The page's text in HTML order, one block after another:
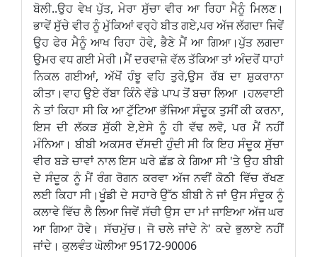
ਬੋਲੀ..ਉਹ ਵੇਖ ਪੁੱਤ, ਮੇਰਾ ਸੁੱਚਾ ਵੀਰ ਆ ਰਿਹਾ ਮੈਨੂੰ ਮਿਲਣ।
ਭਾਵੇਂ ਸੁੱਚੇ ਵੀਰ ਨੂੰ ਮੁੱਕਿਆਂ ਵਰ੍ਹੇ ਬੀਤ ਗਏ,ਪਰ ਅੱਜ ਲੱਗਦਾ ਜਿਵੇਂ
ਉਹ ਫੇਰ ਮੈਨੂੰ ਆਖ ਰਿਹਾ ਹੋਵੇ, ਭੈਣੇ ਮੈਂ ਆ ਗਿਆ।ਪੁੱਤ ਲਗਦਾ
ਉਮਰ ਵਧ ਗਈ ਮੇਰੀ।ਮੈਂ ਦਰਵਾਜ਼ੇ ਵੱਲ ਤੱਕਿਆ ਤਾਂ ਅੰਦਰੋਂ ਧਾਹਾਂ
ਨਿਕਲ ਗਈਆਂ, ਅੱਖੋਂ ਹੰਝੂ ਵਹਿ ਤੁਰੇ,ਉਸ ਰੱਬ ਦਾ ਸ਼ੁਕਰਾਨਾ
ਕੀਤਾ।ਵਾਹ ਉਏ ਰੱਬਾ ਕਿੰਨੇ ਵੱਡੇ ਪਾਪ ਤੋਂ ਬਚਾ ਲਿਆ ।ਹਲਵਾਈ
ਨੇ ਤਾਂ ਕਿਹਾ ਸੀ ਕਿ ਆ ਟੁੱਟਿਆ ਭੱਜਿਆ ਸੰਦੂਕ ਤੁਸੀਂ ਕੀ ਕਰਨਾ,
ਇਸ ਦੀ ਲੱਕੜ ਸੁੱਕੀ ਏ,ਏਸੇ ਨੂੰ ਹੀ ਵੱਢ ਲਵੋ, ਪਰ ਮੈਂ ਨਹੀਂ
ਮੰਨਿਆ। ਬੀਬੀ ਅਕਸਰ ਦੱਸਦੀ ਹੁੰਦੀ ਸੀ ਕਿ ਇਹ ਸੰਦੂਕ ਸੁੱਚਾ
ਵੀਰ ਬੜੇ ਚਾਵਾਂ ਨਾਲ ਇਸ ਘਰੇ ਛੱਡ ਕੇ ਗਿਆ ਸੀ 'ਤੇ ਉਹ ਬੀਬੀ
ਦੇ ਸੰਦੂਕ ਨੂੰ ਮੈਂ ਰੰਗ ਰੋਗਨ ਕਰਵਾ ਅੱਜ ਨਵੀਂ ਕੋਠੀ ਵਿੱਚ ਰੱਖਣ
ਲਈ ਕਿਹਾ ਸੀ।ਖੂੰਡੀ ਦੇ ਸਹਾਰੇ ਉੱਠ ਬੀਬੀ ਨੇ ਜਾਂ ਉਸ ਸੰਦੂਕ ਨੂੰ
ਕਲਾਵੇ ਵਿੱਚ ਲੈ ਲਿਆ ਜਿਵੇਂ ਸੱਚੀ ਉਸ ਦਾ ਮਾਂ ਜਾਇਆ ਅੱਜ ਘਰ
ਆ ਗਿਆ ਹੋਵੇ। ਸੱਚਮੁੱਚ। ਜੋ ਚਲੇ ਜਾਂਦੇ ਨੇ' ਕਦੇ ਭੁਲਾਏ ਨਹੀਂ
ਜਾਂਦੇ। ਕੁਲਵੰਤ ਘੋਲੀਆ 95172-90006